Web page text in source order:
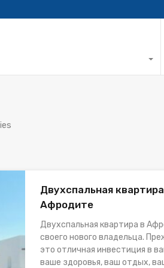
Двухспальная
Афродите
Двухспальная квартира в
своего нового владельца.
это отличная инвестиция в
ваше здоровья, ваш отдых,